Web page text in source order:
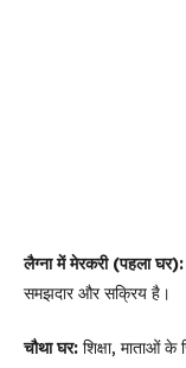
लैग्ना में मेरकरी (पहला घर):
समझदार और सक्रिय है।
चौथा घर: शिक्षा, माताओं के